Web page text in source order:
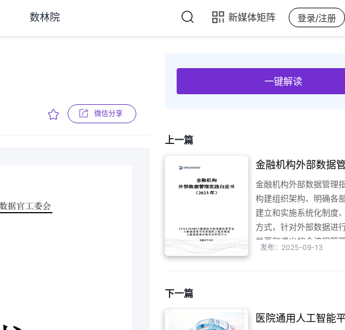
数林院 新媒体矩阵 登录/注册
微信分享
一键解读
上一篇
金融机构外部数据
书（2023年）
金融机构外部数据管理
构建组织架构、明确各
建立和实施系统化制度
方式，针对外部数据进
共享和退出的全流程管
发布：2025-09-13
下一篇
医院通用人工智能